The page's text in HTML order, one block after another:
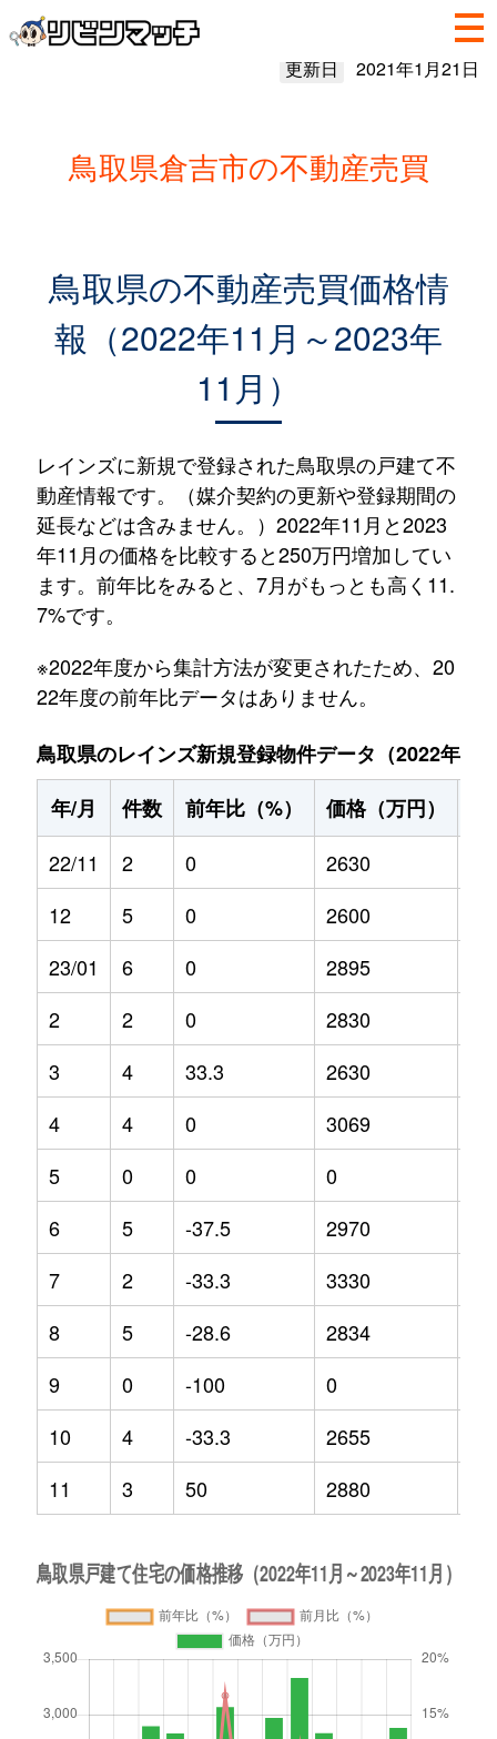
更新日 2021年1月21日
鳥取県倉吉市の不動産売買
鳥取県の不動産売買価格情
報（2022年11月～2023年
11月）
レインズに新規で登録された鳥取県の戸建て不
動産情報です。（媒介契約の更新や登録期間の
延長などは含みません。）2022年11月と2023
年11月の価格を比較すると250万円増加してい
ます。前年比をみると、7月がもっとも高く11.
7%です。
※2022年度から集計方法が変更されたため、20
22年度の前年比データはありません。
鳥取県のレインズ新規登録物件データ（2022年11
年/月
件数 前年比（%） 価格（万円）
22/11
2 0 2630
12
5 0 2600
23/01
6 0 2895
2
2 0 2830
3
4 33.3 2630
4
4 0 3069
5
0 0 0
6
5 -37.5 2970
7
2 -33.3 3330
8
5 -28.6 2834
9
0 -100 0
10
4 -33.3 2655
11
3 50 2880